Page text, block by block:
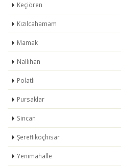
Keçiören
Kızılcahamam
Mamak
Nallıhan
Polatlı
Pursaklar
Sincan
Şereflikoçhisar
Yenimahalle